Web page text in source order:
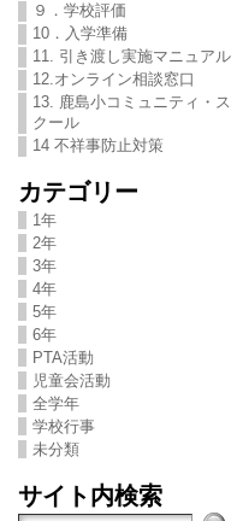
９．学校評価
10．入学準備
11. 引き渡し実施マニュアル
12.オンライン相談窓口
13. 鹿島小コミュニティ・ス
クール
14 不祥事防止対策
カテゴリー
1年
2年
3年
4年
5年
6年
PTA活動
児童会活動
全学年
学校行事
未分類
サイト内検索